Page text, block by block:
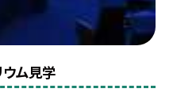
ウム見学